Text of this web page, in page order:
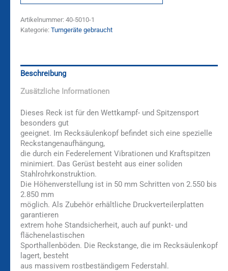
Artikelnummer: 40-5010-1
Kategorie: Turngeräte gebraucht
Beschreibung
Zusätzliche Informationen
Dieses Reck ist für den Wettkampf- und Spitzensport
besonders gut
geeignet. Im Recksäulenkopf befindet sich eine spezielle
Reckstangenaufhängung,
die durch ein Federelement Vibrationen und Kraftspitzen
minimiert. Das Gerüst besteht aus einer soliden
Stahlrohrkonstruktion.
Die Höhenverstellung ist in 50 mm Schritten von 2.550 bis
2.850 mm
möglich. Als Zubehör erhältliche Druckverteilerplatten
garantieren
extrem hohe Standsicherheit, auch auf punkt- und
flächenelastischen
Sporthallenböden. Die Reckstange, die im Recksäulenkopf
lagert, besteht
aus massivem rostbeständigem Federstahl.